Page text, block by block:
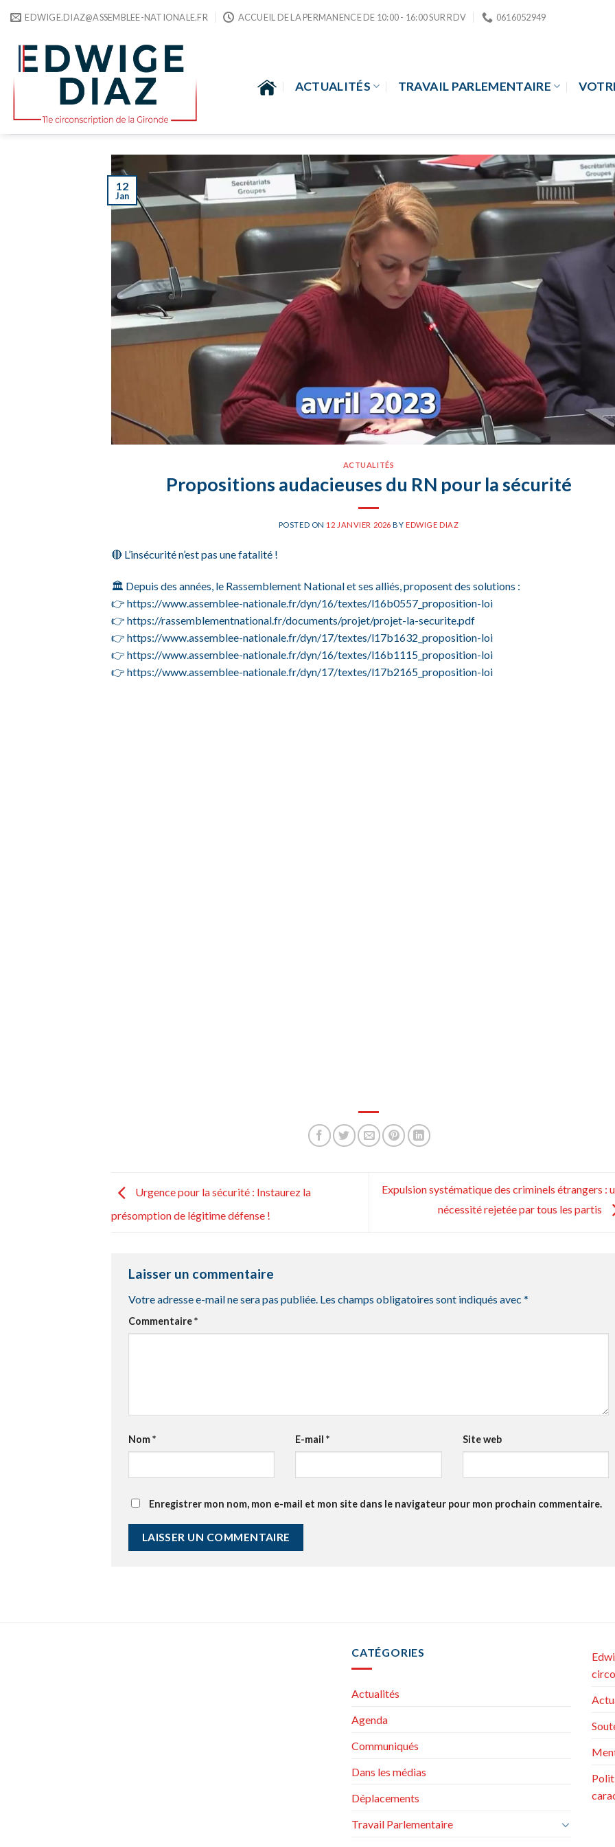
content
EDWIGE.DIAZ@ASSEMBLEE-NATIONALE.FR ACCUEIL DE LA PERMANENCE DE 10:00 - 16:00 SUR RDV 0616052949
ACTUALITÉS TRAVAIL PARLEMENTAIRE
12
Jan
ACTUALITÉS
Propositions audacieuses du RN pour la sécurité
POSTED ON 12 JANVIER 2026 BYEDWIGE DIAZ
🔴 L’insécurité n’est pas une fatalité !
🏛️ Depuis des années, le Rassemblement National et ses alliés, proposent des solutions :
👉 https://www.assemblee-nationale.fr/dyn/16/textes/l16b0557_proposition-loi
👉 https://rassemblementnational.fr/documents/projet/projet-la-securite.pdf
👉 https://www.assemblee-nationale.fr/dyn/17/textes/l17b1632_proposition-loi
👉 https://www.assemblee-nationale.fr/dyn/16/textes/l16b1115_proposition-loi
👉 https://www.assemblee-nationale.fr/dyn/17/textes/l17b2165_proposition-loi
Urgence pour la sécurité : Instaurez la
présomption de légitime défense !
Expulsion systématique des criminels étrangers :
nécessité rejetée par tous les partis
Laisser un commentaire
Votre adresse e-mail ne sera pas publiée. Les champs obligatoires sont indiqués avec *
Commentaire*
Nom* E-mail* Site web
Enregistrer mon nom, mon e-mail et mon site dans le navigateur pour mon prochain commentaire.
CATÉGORIES
Actualités
Agenda
Communiqués
Dans les médias
Déplacements
Travail Parlementaire